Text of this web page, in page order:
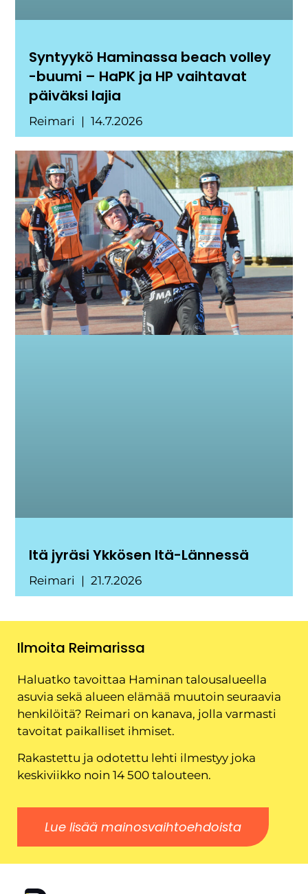
Syntyykö Haminassa beach volley
-buumi – HaPK ja HP vaihtavat
päiväksi lajia
Reimari 14.7.2026
Itä jyräsi Ykkösen Itä-Lännessä
Reimari 21.7.2026
Ilmoita Reimarissa
Haluatko tavoittaa Haminan talousalueella
asuvia sekä alueen elämää muutoin seuraavia
henkilöitä? Reimari on kanava, jolla varmasti
tavoitat paikalliset ihmiset.
Rakastettu ja odotettu lehti ilmestyy joka
keskiviikko noin 14 500 talouteen.
Lue lisää mainosvaihtoehdoista